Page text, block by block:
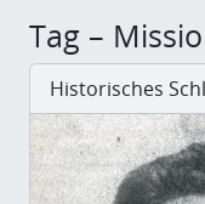
Tag –
Historisches